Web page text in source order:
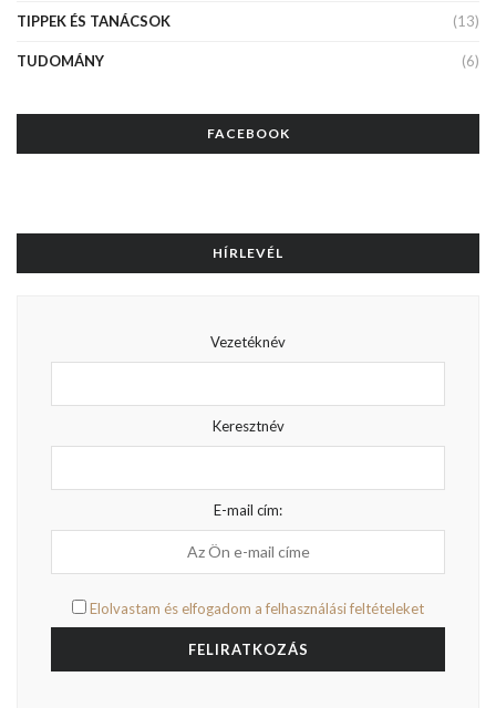
TIPPEK ÉS TANÁCSOK (13)
TUDOMÁNY (6)
FACEBOOK
HÍRLEVÉL
Vezetéknév
Keresztnév
E-mail cím:
Elolvastam és elfogadom a felhasználási feltételeket